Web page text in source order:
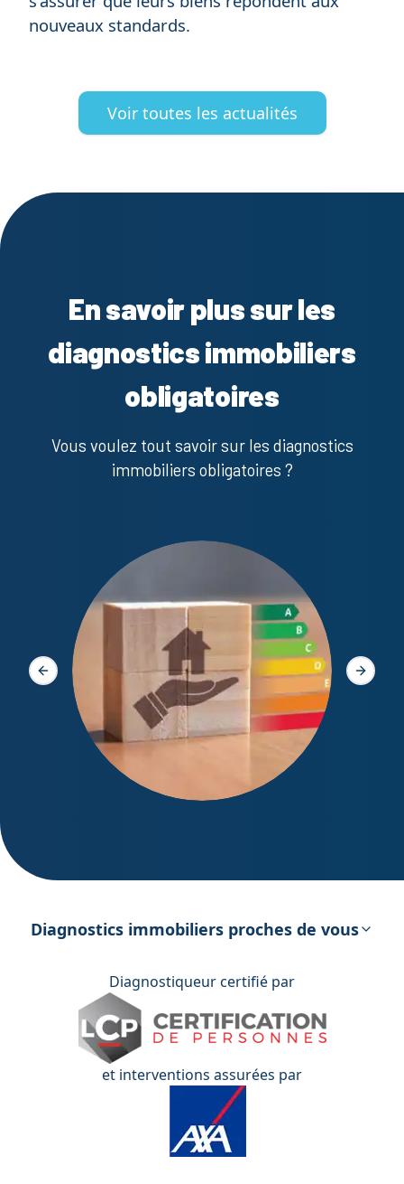
nouveaux standards.
Voir toutes les actualités
En savoir plus sur les
diagnostics immobiliers
obligatoires
Vous voulez tout savoir sur les diagnostics
immobiliers obligatoires ?
énergétique
Slide précédente Slide
Diagnostics immobiliers proches de vous
Diagnostiqueur certifié par
et interventions assurées par